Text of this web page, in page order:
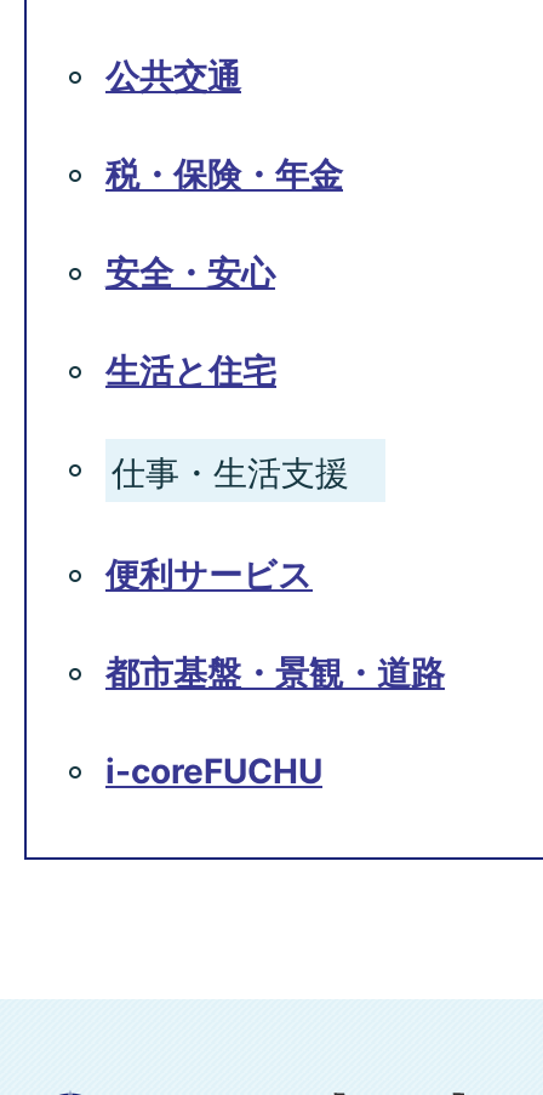
公共交通
税・保険・年金
安全・安心
生活と住宅
仕事・生活支援
便利サービス
都市基盤・景観・道路
i-coreFUCHU